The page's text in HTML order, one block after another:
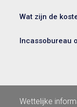
Wat zijn de
Incassobureau
Wettelijke